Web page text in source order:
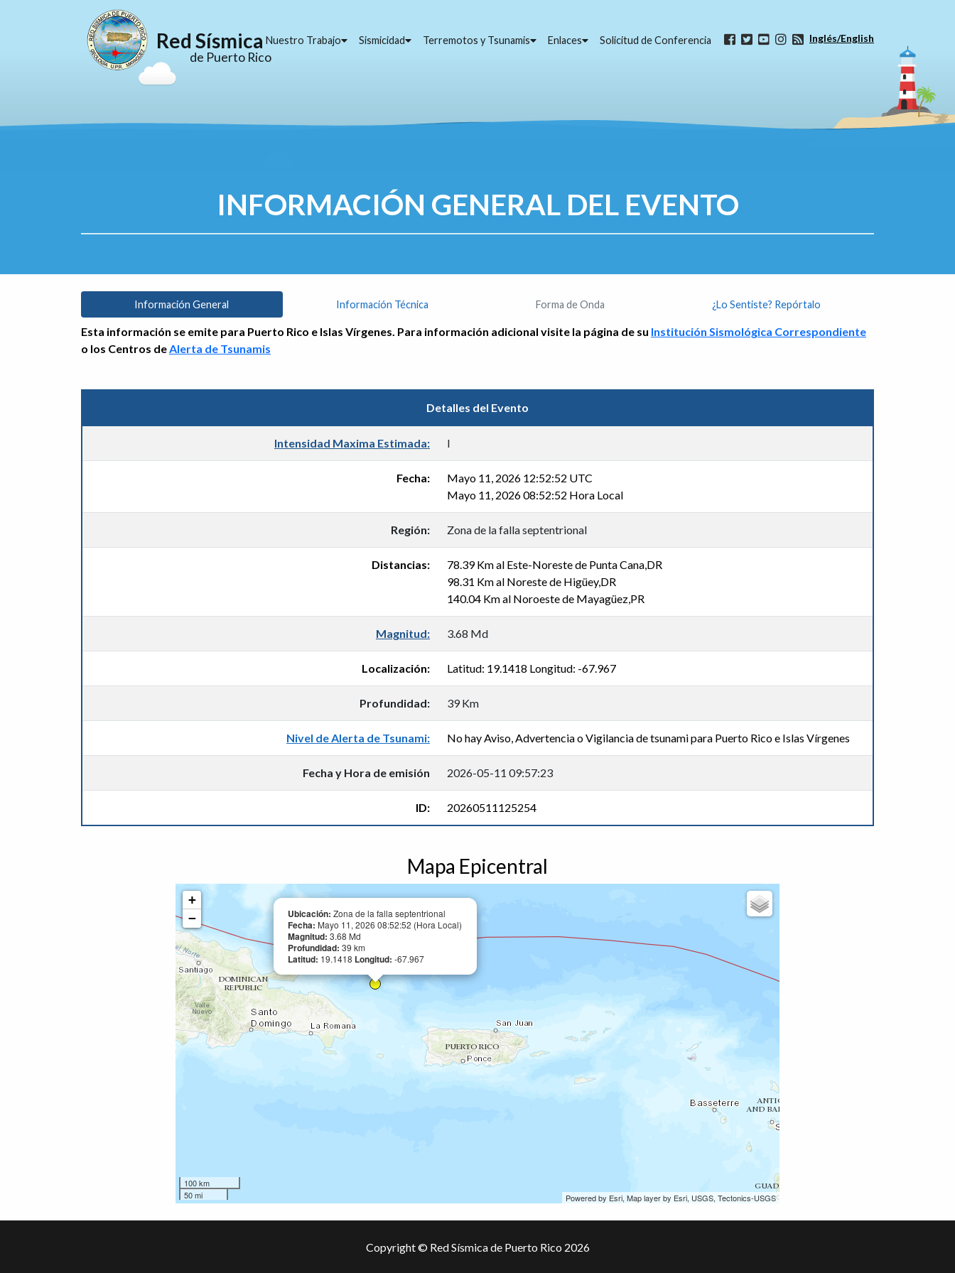
Red Sísmica
de Puerto Rico
Nuestro Trabajo Sismicidad Terremotos y Tsunamis Enlaces Solicitud de Conferencia Inglés/English
INFORMACIÓN GENERAL DEL EVENTO
Información General Información Técnica Forma de Onda ¿Lo Sentiste? Repórtalo
Esta información se emite para Puerto Rico e Islas Vírgenes. Para información adicional visite la página de su Institución Sismológica Correspondiente
o los Centros deAlerta de Tsunamis
Detalles del Evento
Intensidad Maxima Estimada: I
Fecha:
Mayo 11, 2026 12:52:52 UTC
Mayo 11, 2026 08:52:52 Hora Local
Región: Zona de la falla septentrional
Distancias:
78.39 Km al Este-Noreste de Punta Cana,DR
98.31 Km al Noreste de Higüey,DR
140.04 Km al Noroeste de Mayagüez,PR
Magnitud: 3.68 Md
Localización: Latitud: 19.1418 Longitud: -67.967
Profundidad: 39 Km
Nivel de Alerta de Tsunami: No hay Aviso, Advertencia o Vigilancia de tsunami para Puerto Rico e Islas Vírgenes
Fecha y Hora de emisión 2026-05-11 09:57:23
ID: 20260511125254
Mapa Epicentral
Ubicación: Zona de la falla septentrional
Fecha: Mayo 11, 2026 08:52:52 (Hora Local)
Magnitud: 3.68 Md
Profundidad: 39 km
Latitud: 19.1418 Longitud: -67.967
+
−
100 km
50 mi
Powered by Esri, Map layer by Esri, USGS, Tectonics-USGS
Copyright © Red Sísmica de Puerto Rico 2026